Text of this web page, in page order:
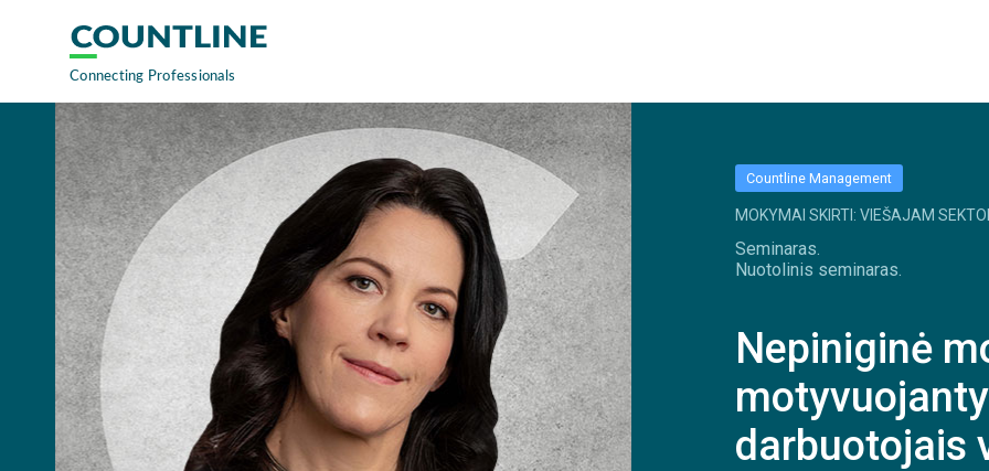
Countline Management
MOKYMAI SKIRTI: VIEŠAJAM
Seminaras.
Nuotolinis seminaras.
Nepiniginė
darbuotojais